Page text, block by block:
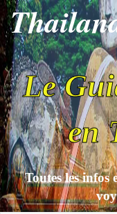
Le
en
Toutes les infos